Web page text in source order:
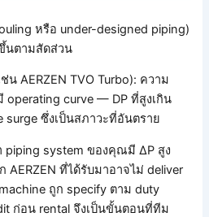
หรือ under-designed piping)
นตามสัดส่วน
น AERZEN TVO Turbo): ความ
curve — DP ที่สูงเกิน
surge ซึ่งเป็นสภาวะที่อันตราย
piping system ของคุณมี ΔP สูง
AERZEN ที่ได้รับมาอาจไม่ deliver
ถูก specify ตาม duty
ก่อน rental จึงเป็นขั้นตอนที่ทีม